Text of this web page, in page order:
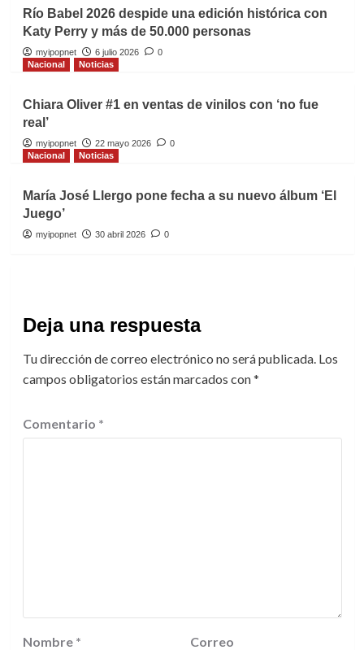
Río Babel 2026 despide una edición histórica con
Katy Perry y más de 50.000 personas
myipopnet 6 julio 2026
0
Nacional
Noticias
Chiara Oliver #1 en ventas de vinilos con ‘no fue
real’
myipopnet 22 mayo 2026
0
Nacional
Noticias
María José Llergo pone fecha a su nuevo álbum ‘El
Juego’
myipopnet 30 abril 2026 0
Deja una respuesta
Tu dirección de correo electrónico no será publicada. Los
campos obligatorios están marcados con*
Comentario *
Nombre *
Correo